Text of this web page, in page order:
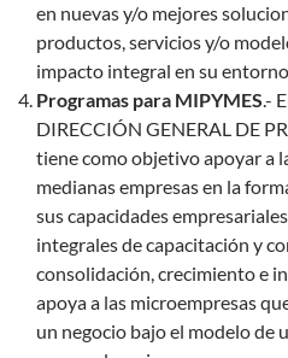
en nuevas y/o mejores
productos, servicios y/o
impacto integral en su
Programas para MIPYMES.-
DIRECCIÓN GENERAL DE
tiene como objetivo apoyar a
medianas empresas en la
sus capacidades
integrales de capacitación y
consolidación, crecimiento e
apoya a las microempresas
un negocio bajo el modelo de